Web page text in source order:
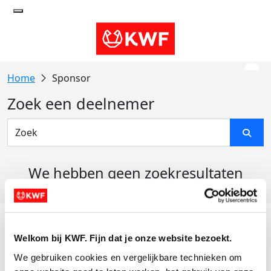
Welkom bij KWF. Fijn dat je onze website bezoekt.
We gebruiken cookies en vergelijkbare technieken om
Sponsor
Zoek een deelnemer
We hebben geen zoekresultaten
Actiematerialen
Evenementen